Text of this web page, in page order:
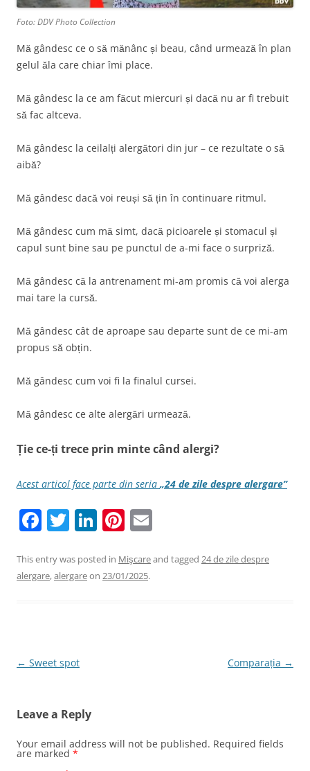
Foto: DDV Photo Collection
Mă gândesc ce o să mănânc și beau, când urmează în plan
gelul ăla care chiar îmi place.
Mă gândesc la ce am făcut miercuri și dacă nu ar fi trebuit
să fac altceva.
Mă gândesc la ceilalți alergători din jur – ce rezultate o să
aibă?
Mă gândesc dacă voi reuși să țin în continuare ritmul.
Mă gândesc cum mă simt, dacă picioarele și stomacul și
capul sunt bine sau pe punctul de a-mi face o surpriză.
Mă gândesc că la antrenament mi-am promis că voi alerga
mai tare la cursă.
Mă gândesc cât de aproape sau departe sunt de ce mi-am
propus să obțin.
Mă gândesc cum voi fi la finalul cursei.
Mă gândesc ce alte alergări urmează.
Ție ce-ți trece prin minte când alergi?
Acest articol face parte din seria „24 de zile despre alergare”
F
c
e
o
k
T
itt
er
Li
k
e
Pi
er
e
ai
This entry was posted in Mişcareand tagged 24 de zile despre
alergare,alergareon 23/01/2025.
Post
← Sweet spot Comparația →
Leave a Reply
Your email address will not be published. Required fields
are marked *